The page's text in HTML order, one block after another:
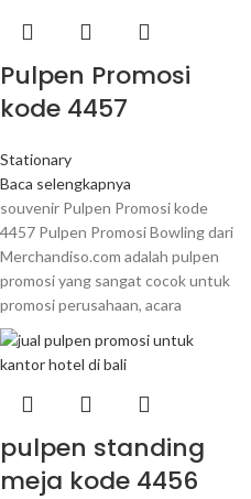
Pulpen Promosi
kode 4457
Stationary
Baca selengkapnya
souvenir Pulpen Promosi kode
4457 Pulpen Promosi Bowling dari
Merchandiso.com adalah pulpen
promosi yang sangat cocok untuk
promosi perusahaan, acara
pulpen standing
meja kode 4456